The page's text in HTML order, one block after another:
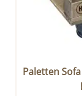
Paletten